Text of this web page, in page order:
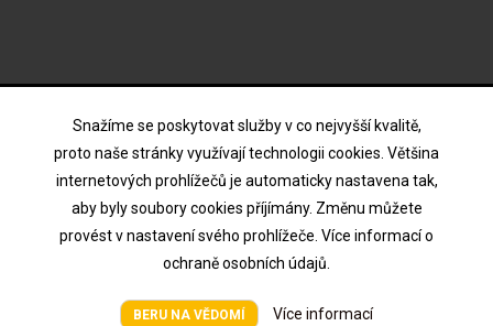
Snažíme se poskytovat služby v co nejvyšší kvalitě,
proto naše stránky využívají technologii cookies. Většina
internetových prohlížečů je automaticky nastavena tak,
aby byly soubory cookies příjímány. Změnu můžete
provést v nastavení svého prohlížeče. Více informací o
ochraně osobních údajů.
BERU NA VĚDOMÍ Více informací
Souhlasím s podmínkami a zásadami ochrany osobních
údajů
Všechna práva vyhrazena © HTV Hodina 2026